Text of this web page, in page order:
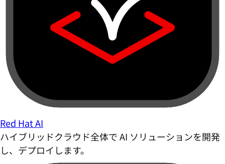
Red Hat AI
ハイブリッドクラウド全体で AI ソリューションを開発
し、デプロイします。